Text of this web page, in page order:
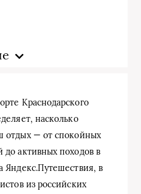
Краснодарского
насколько
отдых — от спокойных
активных походов в
Яндекс.Путешествия, в
из российских